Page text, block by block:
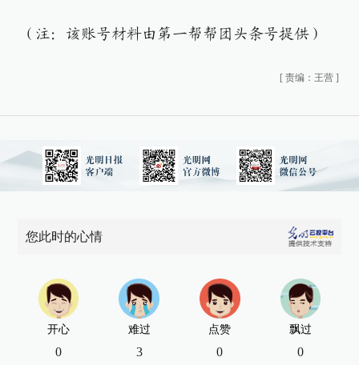
（注：该账号材料由第一帮帮团头条号提供）
[ 责编：王营 ]
您此时的心情
开心
0
难过
3
点赞
0
飘过
0